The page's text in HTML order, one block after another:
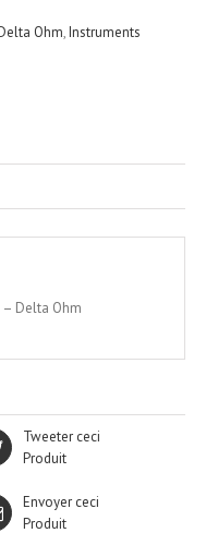
Ohm,Instruments
– Delta Ohm
Tweeter ceci
Produit
Envoyer ceci
Produit